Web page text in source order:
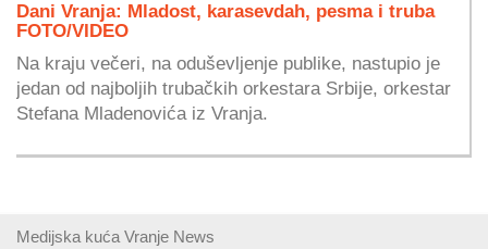
Dani Vranja: Mladost, karasevdah, pesma i truba
FOTO/VIDEO
Na kraju večeri, na oduševljenje publike, nastupio je
jedan od najboljih trubačkih orkestara Srbije, orkestar
Stefana Mladenovića iz Vranja.
Medijska kuća Vranje News